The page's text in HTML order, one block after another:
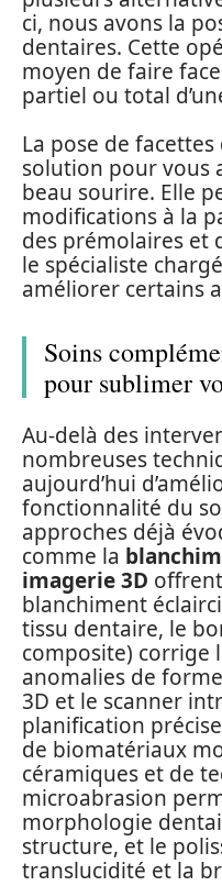
ci, nous avons la
dentaires. Cette
moyen de faire
partiel ou total
La pose de
solution pour vous
beau sourire. Elle
modifications à la
des prémolaires et
le spécialiste
améliorer certains
Soins
pour sublimer
Au‑delà des
nombreuses
aujourd’hui
fonctionnalité du
approches déjà
comme la
imagerie 3D
blanchiment
tissu dentaire, le
composite) corrige
anomalies de
3D et le scanner
planification
de biomatériaux
céramiques et de
microabrasion
morphologie
structure, et le
translucidité et la